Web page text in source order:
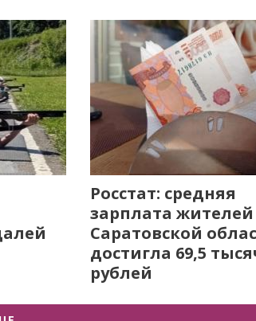
Росстат: средняя
зарплата жителей
Саратовской
достигла 69,5
рублей